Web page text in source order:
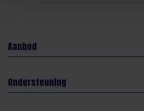
Aanbod
Ondersteuning